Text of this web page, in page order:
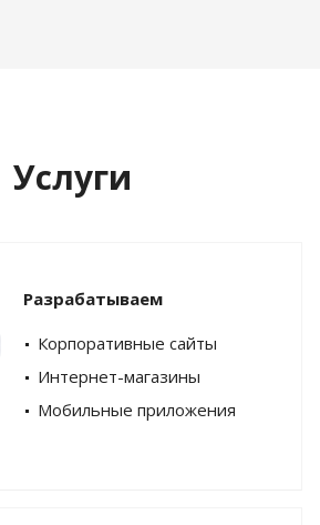
Услуги
Разрабатываем
Корпоративные сайты
Интернет-магазины
Мобильные приложения